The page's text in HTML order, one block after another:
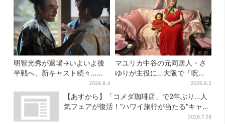
明智光秀が退場→いよいよ後
半戦へ、新キャスト続々…
「豊臣兄弟！」振り返り＆第
30回あらすじ
2026.8.4
マユリカ中谷の元同居人・さ
ゆりが主役に…大阪で「呪物
展」開催、コンセプトは“呪物
たちのお茶会”
2026.8.2
【あすから】「コメダ珈琲店」で2年ぶり…人
気フェアが復活！“ハワイ旅行が当たる”キャン
2026.7.28